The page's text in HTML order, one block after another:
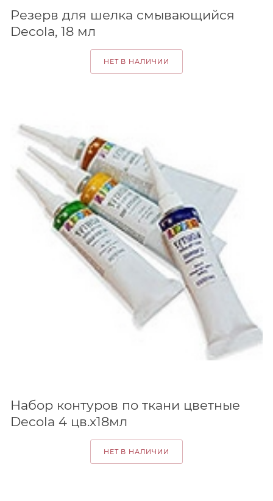
Резерв для шелка смывающийся
Decola, 18 мл
НЕТ В НАЛИЧИИ
Набор контуров по ткани цветные
Decola 4 цв.х18мл
НЕТ В НАЛИЧИИ